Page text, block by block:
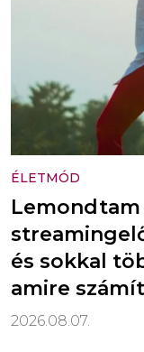
ÉLETMÓD
Lemondtam
és sokkal
amire
2026.08.07.